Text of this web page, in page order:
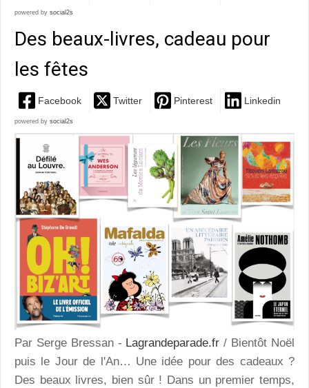
powered by social2s
Des beaux-livres, cadeau pour
les fêtes
Facebook Twitter Pinterest Linkedin
powered by social2s
Par Serge Bressan - Lagrandeparade.fr/ Bientôt Noël
puis le Jour de l'An… Une idée pour des cadeaux ?
Des beaux livres, bien sûr ! Dans un premier temps,